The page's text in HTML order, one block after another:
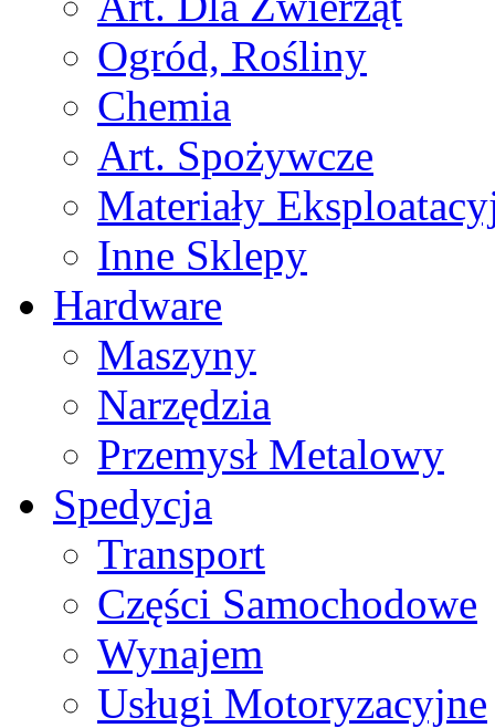
Ogród, Rośliny
Chemia
Art. Spożywcze
Materiały
Inne Sklepy
Hardware
Maszyny
Narzędzia
Przemysł Metalowy
Spedycja
Transport
Części Samochodowe
Wynajem
Usługi Motoryzacyjne